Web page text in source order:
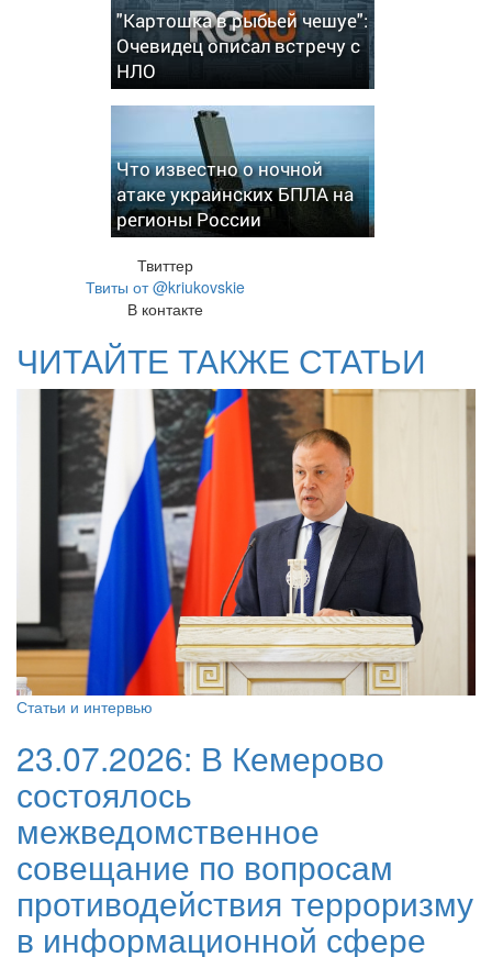
"Картошка в рыбьей чешуе":
Очевидец описал встречу с
НЛО
Что известно о ночной
атаке украинских БПЛА на
регионы России
Твиттер
Твиты от @kriukovskie
В контакте
ЧИТАЙТЕ ТАКЖЕ СТАТЬИ
Статьи и интервью
23.07.2026: В Кемерово
состоялось
межведомственное
совещание по вопросам
противодействия терроризму
в информационной сфере